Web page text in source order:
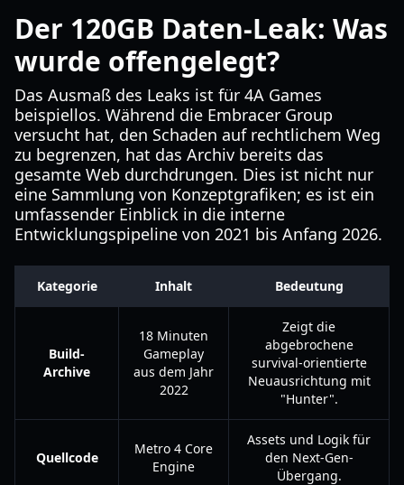
Der 120GB Daten-Leak: Was
wurde offengelegt?
Das Ausmaß des Leaks ist für 4A Games
beispiellos. Während die Embracer Group
versucht hat, den Schaden auf rechtlichem Weg
zu begrenzen, hat das Archiv bereits das
gesamte Web durchdrungen. Dies ist nicht nur
eine Sammlung von Konzeptgrafiken; es ist ein
umfassender Einblick in die interne
Entwicklungspipeline von 2021 bis Anfang 2026.
Kategorie Inhalt Bedeutung
Build-
Archive
18 Minuten
Gameplay
aus dem Jahr
2022
Zeigt die
abgebrochene
survival-orientierte
Neuausrichtung mit
"Hunter".
Quellcode
Metro 4 Core
Engine
Assets und Logik für
den Next-Gen-
Übergang.